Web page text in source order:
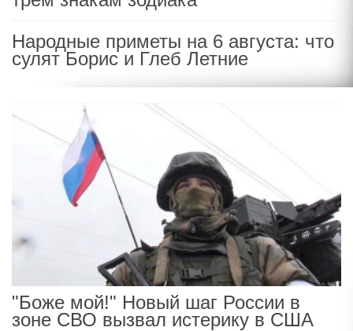
Народные приметы на 6 августа: что
сулят Борис и Глеб Летние
"Боже мой!" Новый шаг России в
зоне СВО вызвал истерику в США